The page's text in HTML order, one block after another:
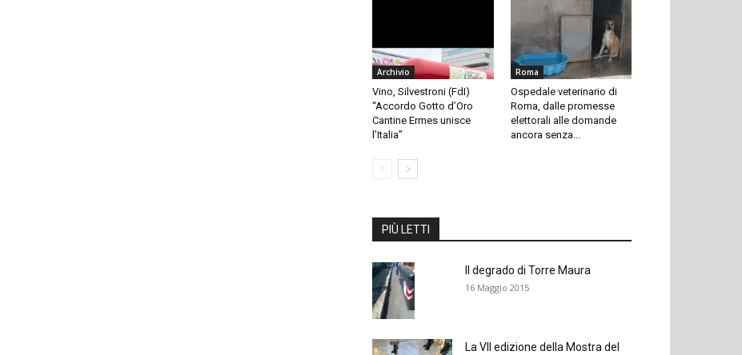
Archivio
Vino, Silvestroni (FdI)
“Accordo Gotto d’Oro
Cantine Ermes unisce
l’Italia”
Roma
Ospedale veterinario di
Roma, dalle promesse
elettorali alle domande
ancora senza...
PIÙ LETTI
Il degrado di Torre Maura
16 Maggio 2015
La VII edizione della Mostra del